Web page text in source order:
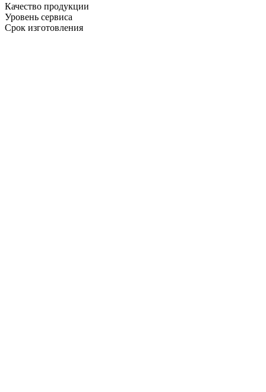
Качество продукции
Уровень сервиса
Срок изготовления